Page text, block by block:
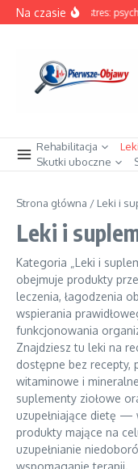
Przejdź do treści
Na czasiePokonaj stres:
Rehabilitacja
Skutki uboczne
Strona główna / Leki i
Leki i
Kategoria „Leki i
obejmuje produkty
leczenia, łagodzenia
wspierania
funkcjonowania
Znajdziesz tu leki na
dostępne bez recepty,
witaminowe i
suplementy ziołowe
uzupełniające dietę —
produkty mające na
uzupełnianie
wspomaganie terapii.